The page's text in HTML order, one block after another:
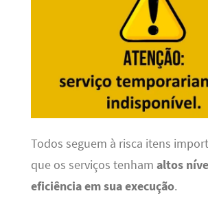
Todos seguem à risca itens
que os serviços tenham altos
eficiência em sua execução.